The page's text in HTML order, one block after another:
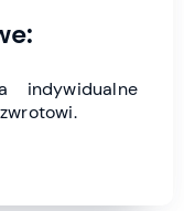
indywidualne